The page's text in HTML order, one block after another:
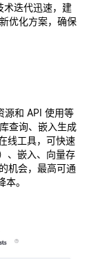
术迭代迅速，建
优化方案，确保
源和 API 使用等
查询、嵌入生成
线工具，可快速
、嵌入、向量存
机会，最高可通
。